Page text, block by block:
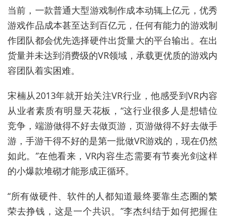
当前，一款普通大型游戏制作成本动辄上亿元，优秀
游戏作品成本甚至达到百亿元，任何有能力的游戏制
作团队都会优先选择硬件出货量大的平台输出。在出
货量并未达到消费级的VR领域，承载更优质的游戏内
容团队着实困难。
宋楠从2013年就开始关注VR行业，他感受到VR内容
从业者素质有明显天花板，“这行业很多人是想错位
竞争，端游做得不好去做页游，页游做得不好去做手
游，手游干得不好的是第一批做VR游戏的，现在仍然
如此。”在他看来，VR内容生态需要有节奏光剑这样
的小爆款堆砌才能形成正循环。
“所有做硬件、软件的人都知道最终要靠生态圈的繁
荣去挣钱，这是一个共识。”李杰纠结于如何把握住